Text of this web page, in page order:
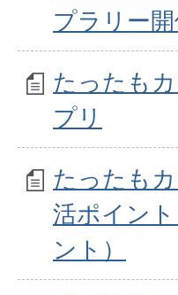
プラリー開
たったも
プリ
たったも
活ポイン
ント）